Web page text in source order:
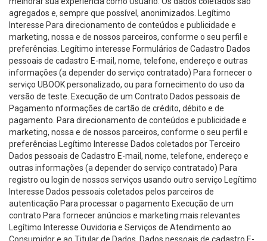
agregados e, sempre que possível, anonimizados. Legítimo
Interesse Para direcionamento de conteúdos e publicidade e
marketing, nossa e de nossos parceiros, conforme o seu perfil e
preferências. Legítimo interesse Formulários de Cadastro Dados
pessoais de cadastro E-mail, nome, telefone, endereço e outras
informações (a depender do serviço contratado) Para fornecer o
serviço UBOOK personalizado, ou para fornecimento do uso da
versão de teste. Execução de um Contrato Dados pessoais de
Pagamento nformações de cartão de crédito, débito e de
pagamento. Para direcionamento de conteúdos e publicidade e
marketing, nossa e de nossos parceiros, conforme o seu perfil e
preferências Legítimo Interesse Dados coletados por Terceiro
Dados pessoais de Cadastro E-mail, nome, telefone, endereço e
outras informações (a depender do serviço contratado) Para
registro ou login de nossos serviços usando outro serviço Legítimo
Interesse Dados pessoais coletados pelos parceiros de
autenticação Para processar o pagamento Execução de um
contrato Para fornecer anúncios e marketing mais relevantes
Legítimo Interesse Ouvidoria e Serviços de Atendimento ao